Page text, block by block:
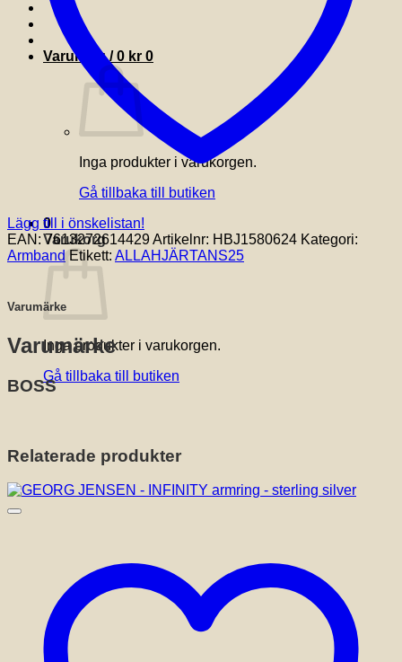
Varukorg /0 kr 0
Inga produkter i varukorgen.
Gå tillbaka till butiken
0
Varukorg
Inga produkter i varukorgen.
Gå tillbaka till butiken
Lägg till i önskelistan!
EAN:7613272614429Artikelnr: HBJ1580624 Kategori:
Armband Etikett: ALLAHJÄRTANS25
Varumärke
Varumärke
BOSS
Relaterade produkter